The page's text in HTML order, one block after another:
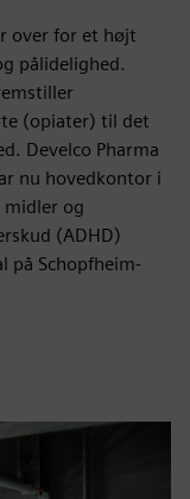
over for et højt
pålidelighed.
(opiater) til det
Develco Pharma
nu hovedkontor i
midler og
(ADHD)
på Schopfheim-